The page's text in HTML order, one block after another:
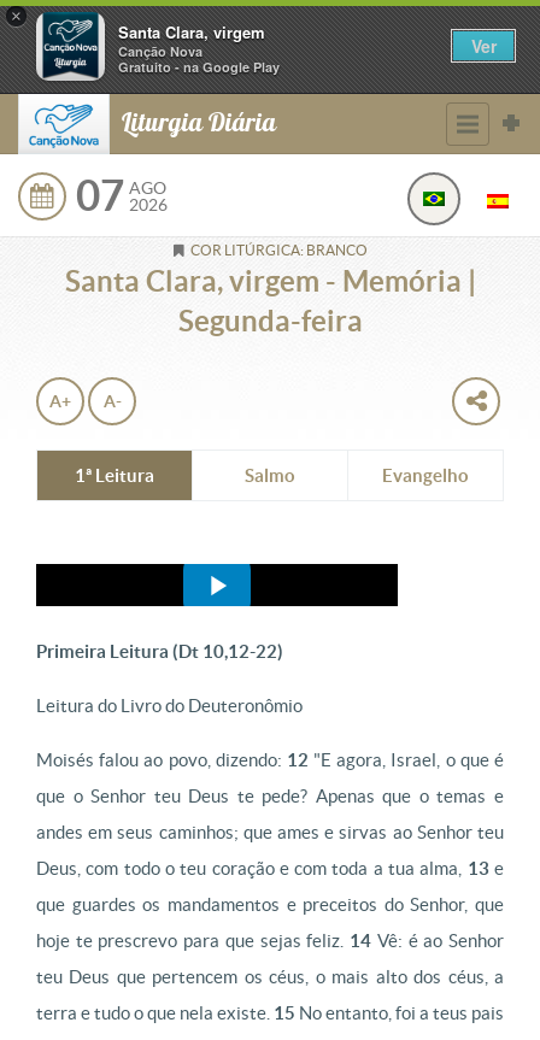
×
Santa Clara, virgem
Canção Nova
Gratuito - na Google Play
Ver
Liturgia Diária
07 AGO
2026
COR LITÚRGICA: BRANCO
Santa Clara, virgem - Memória |
Segunda-feira
A+ A-
1ª Leitura Salmo Evangelho
Primeira Leitura (Dt 10,12-22)
Leitura do Livro do Deuteronômio
Moisés falou ao povo, dizendo: 12 "E agora, Israel, o que é
que o Senhor teu Deus te pede? Apenas que o temas e
andes em seus caminhos; que ames e sirvas ao Senhor teu
Deus, com todo o teu coração e com toda a tua alma, 13 e
que guardes os mandamentos e preceitos do Senhor, que
hoje te prescrevo para que sejas feliz. 14 Vê: é ao Senhor
teu Deus que pertencem os céus, o mais alto dos céus, a
terra e tudo o que nela existe. 15 No entanto, foi a teus pais